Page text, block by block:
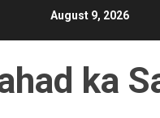
August 9, 2026
ka